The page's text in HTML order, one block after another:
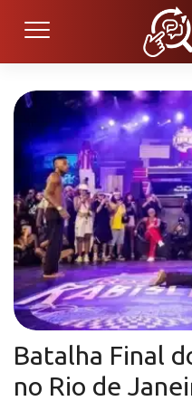
Batalha Final
no Rio de